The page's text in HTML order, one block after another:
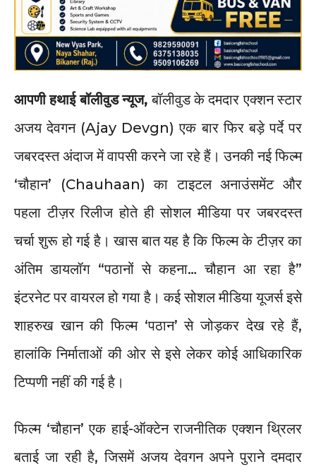
आपणी हथाई बॉलीवुड न्यूज, बॉलीवुड के दमदार एक्शन स्टार
अजय देवगन (Ajay Devgn) एक बार फिर बड़े पर्दे पर
जबरदस्त अंदाज में वापसी करने जा रहे हैं। उनकी नई फिल्म
‘चौहान’ (Chauhaan) का टाइटल अनाउंसमेंट और
पहला टीज़र रिलीज होते ही सोशल मीडिया पर जबरदस्त
चर्चा शुरू हो गई है। खास बात यह है कि फिल्म के टीज़र का
अंतिम डायलॉग “पठानों से कहना… चौहान आ रहा है”
इंटरनेट पर वायरल हो गया है। कई सोशल मीडिया यूजर्स इसे
शाहरुख खान की फिल्म ‘पठान’ से जोड़कर देख रहे हैं,
हालांकि निर्माताओं की ओर से इसे लेकर कोई आधिकारिक
टिप्पणी नहीं की गई है।
फिल्म ‘चौहान’ एक हाई-ऑक्टेन राजनीतिक एक्शन थ्रिलर
बताई जा रही है, जिसमें अजय देवगन अपने पुराने दमदार